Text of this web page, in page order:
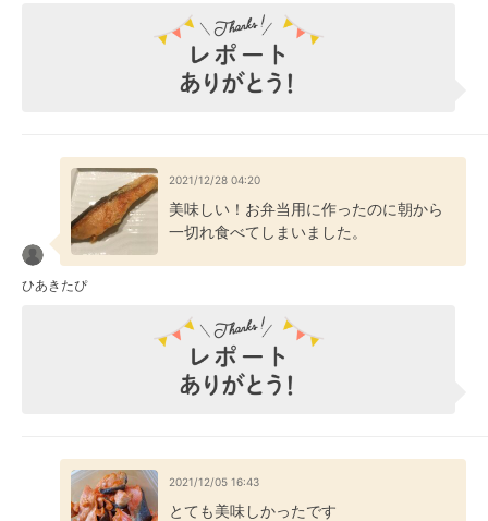
2021/12/28 04:20
美味しい！お弁当用に作ったのに朝から
一切れ食べてしまいました。
ひあきたぴ
2021/12/05 16:43
とても美味しかったです